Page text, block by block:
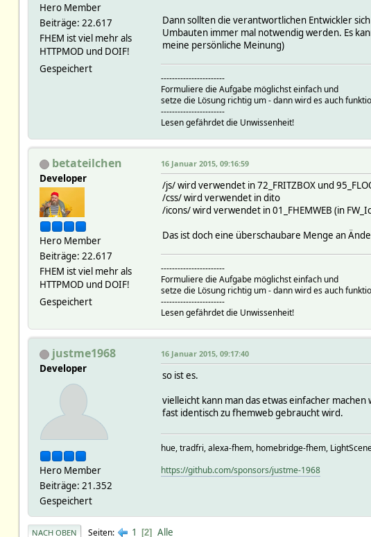
Hero Member
Beiträge: 22.617
FHEM ist viel mehr als
HTTPMOD und DOIF!
Gespeichert
Dann sollten die verantwortlichen Entwickler
Umbauten immer mal notwendig werden. Es
meine persönliche Meinung)
-----------------------
Formuliere die Aufgabe möglichst einfach und
setze die Lösung richtig um - dann wird es auch
-----------------------
Lesen gefährdet die Unwissenheit!
betateilchen
Developer
Hero Member
Beiträge: 22.617
FHEM ist viel mehr als
HTTPMOD und DOIF!
Gespeichert
16 Januar 2015, 09:16:59
/js/ wird verwendet in 72_FRITZBOX und
/css/ wird verwendet in dito
/icons/ wird verwendet in 01_FHEMWEB (in
Das ist doch eine überschaubare Menge an
-----------------------
Formuliere die Aufgabe möglichst einfach und
setze die Lösung richtig um - dann wird es auch
-----------------------
Lesen gefährdet die Unwissenheit!
justme1968
Developer
Hero Member
Beiträge: 21.352
Gespeichert
16 Januar 2015, 09:17:40
so ist es.
vielleicht kann man das etwas einfacher
fast identisch zu fhemweb gebraucht wird.
hue, tradfri, alexa-fhem, homebridge-fhem,
https://github.com/sponsors/justme-1968
NACH OBEN Seiten 1 2 Alle